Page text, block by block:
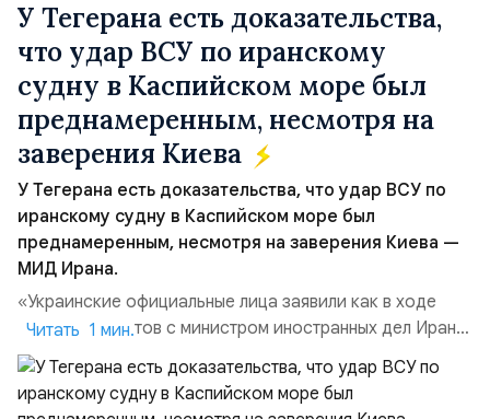
У Тегерана есть доказательства,
что удар ВСУ по иранскому
судну в Каспийском море был
преднамеренным, несмотря на
заверения Киева
У Тегерана есть доказательства, что удар ВСУ по
иранскому судну в Каспийском море был
преднамеренным, несмотря на заверения Киева —
МИД Ирана.
«Украинские официальные лица заявили как в ходе
прямых контактов с министром иностранных дел Ирана,
так и в сообщениях, направленных Ирану, что эта атака
не была преднамеренной», — заявил официальный
представитель МИД Ирана Эсмаил Багаи на пресс-
Читать 1 мин.